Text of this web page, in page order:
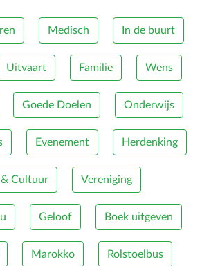
Medisch In de buurt
Uitvaart Familie Wens
Goede Doelen Onderwijs
Evenement Herdenking
& Cultuur Vereniging
Geloof Boek uitgeven
Marokko Rolstoelbus